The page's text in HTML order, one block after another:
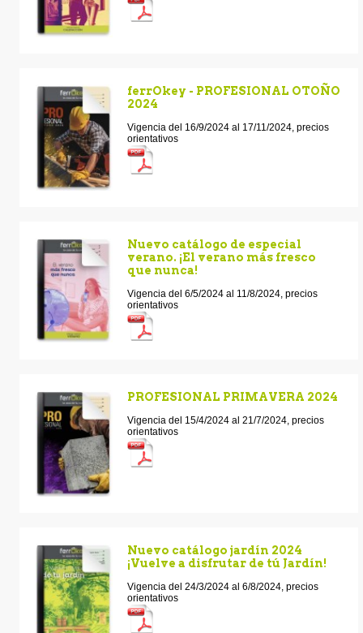
ferrOkey - PROFESIONAL OTOÑO
2024
Vigencia del 16/9/2024 al 17/11/2024, precios
orientativos
Nuevo catálogo de especial
verano. ¡El verano más fresco
que nunca!
Vigencia del 6/5/2024 al 11/8/2024, precios
orientativos
PROFESIONAL PRIMAVERA 2024
Vigencia del 15/4/2024 al 21/7/2024, precios
orientativos
Nuevo catálogo jardín 2024
¡Vuelve a disfrutar de tú Jardín!
Vigencia del 24/3/2024 al 6/8/2024, precios
orientativos